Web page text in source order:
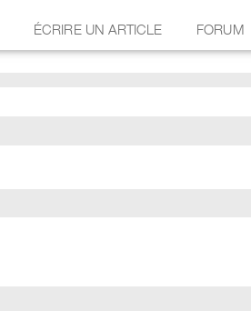
ÉCRIRE UN ARTICLE FORUM